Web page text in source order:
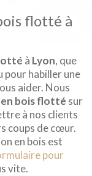
flotté à
à Lyon, que
pour habiller une
aider. Nous
en bois flotté sur
à nos clients
coups de cœur.
en bois est
pour
vite.